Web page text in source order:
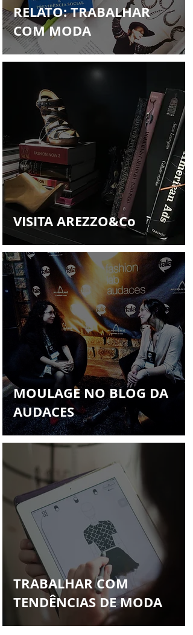
RELATO: TRABALHAR
COM MODA
VISITA AREZZO&Co
MOULAGE NO BLOG DA
AUDACES
TRABALHAR COM
TENDÊNCIAS DE MODA